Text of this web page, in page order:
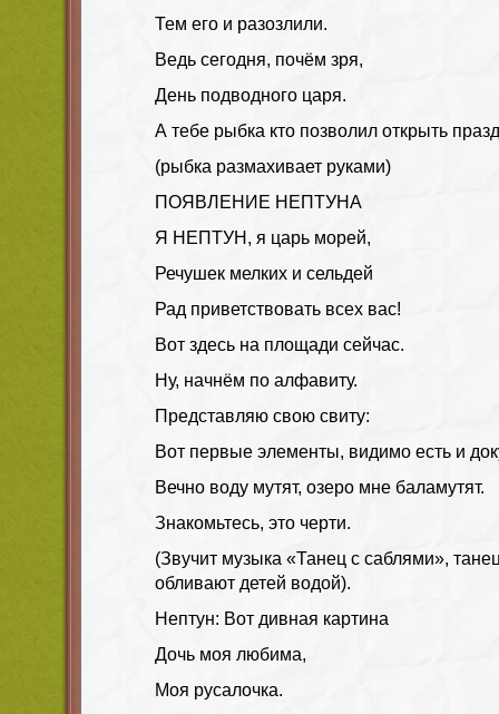
Тем его и разозлили.
Ведь сегодня, почём зря,
День подводного царя.
А тебе рыбка кто позволил открыть
(рыбка размахивает руками)
ПОЯВЛЕНИЕ НЕПТУНА
Я НЕПТУН, я царь морей,
Речушек мелких и сельдей
Рад приветствовать всех вас!
Вот здесь на площади сейчас.
Ну, начнём по алфавиту.
Представляю свою свиту:
Вот первые элементы, видимо есть и
Вечно воду мутят, озеро мне баламутят.
Знакомьтесь, это черти.
(Звучит музыка «Танец с саблями»,
обливают детей водой).
Нептун: Вот дивная картина
Дочь моя любима,
Моя русалочка.